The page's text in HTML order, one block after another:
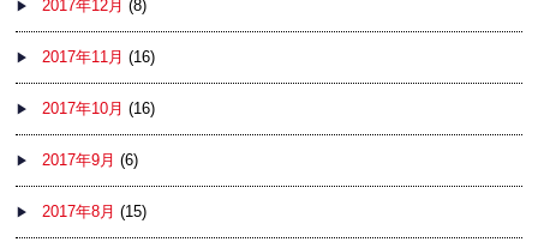
2017年12月 (8)
2017年11月 (16)
2017年10月 (16)
2017年9月 (6)
2017年8月 (15)